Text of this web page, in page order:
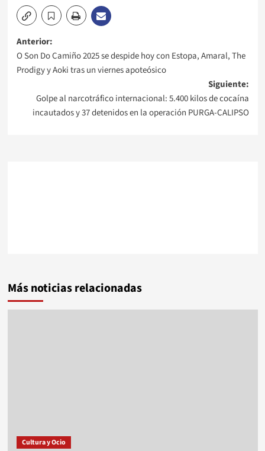
Navegación
de
entradas
Anterior:
O Son Do Camiño 2025 se despide hoy con Estopa, Amaral, The
Prodigy y Aoki tras un viernes apoteósico
Siguiente:
Golpe al narcotráfico internacional: 5.400 kilos de cocaína
incautados y 37 detenidos en la operación PURGA-CALIPSO
Más noticias relacionadas
Cultura y Ocio